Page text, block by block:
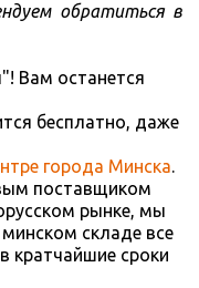
обратиться в
Вам останется
бесплатно, даже
города Минска.
поставщиком
рынке, мы
складе все
кратчайшие сроки